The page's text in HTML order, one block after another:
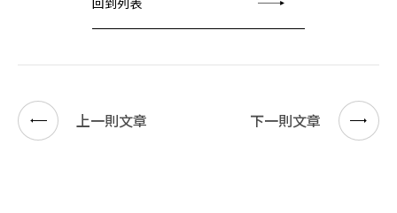
上一則文章 下一則文章